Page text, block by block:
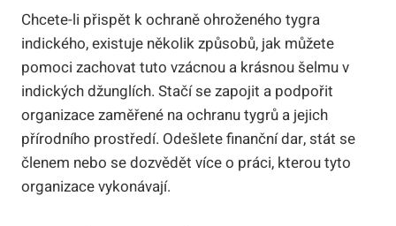
Chcete-li přispět k ochraně ohroženého tygra
indického, existuje několik způsobů, jak můžete
pomoci zachovat tuto vzácnou a krásnou šelmu v
indických džunglích. Stačí se zapojit a podpořit
organizace zaměřené na ochranu tygrů a jejich
přírodního prostředí. Odešlete finanční dar, stát se
členem nebo se dozvědět více o práci, kterou tyto
organizace vykonávají.